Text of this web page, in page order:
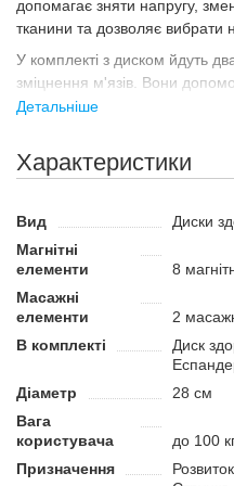
допомагає зняти напругу,
тканини та дозволяє
У комплекті з диском йдуть
зміцнення м'язів. Вони
навантажень.
Диск здоров'я призначений
спортом. Сприяє зміцненню
Розрахований на
Розмір та конструкція
Простий в експлуатації
Детальніше
Характеристики
Вид
Диски
Магнітні
елементи
8
Масажні
елементи
2
В комплекті
Диск
Діаметр
28 см
Вага
користувача
до 100
Призначення